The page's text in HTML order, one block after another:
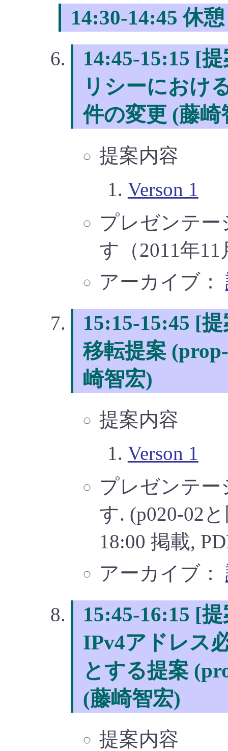
14:30-14:45 休憩
14:45-15:15 [
リシーにおけ
件の変更 (藤崎
提案内容
Verson 1
プレゼンテ
す（2011年11
アーカイブ：
15:15-15:45 [
移転提案
崎智宏)
提案内容
Verson 1
プレゼンテ
す. (p020-02
18:00 掲載,
アーカイブ：
15:45-16:15 [
IPv4アドレス
とする提案
(藤崎智宏)
提案内容